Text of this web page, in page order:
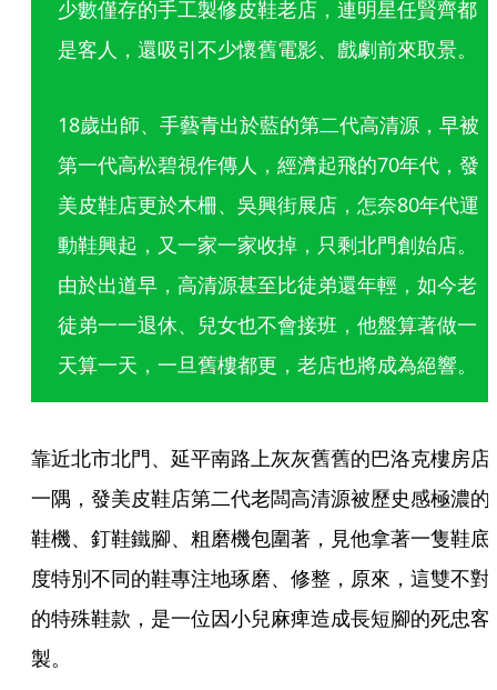
少數僅存的手工製修皮鞋老店，連明星任賢齊都
是客人，還吸引不少懷舊電影、戲劇前來取景。
18歲出師、手藝青出於藍的第二代高清源，早被
第一代高松碧視作傳人，經濟起飛的70年代，發
美皮鞋店更於木柵、吳興街展店，怎奈80年代運
動鞋興起，又一家一家收掉，只剩北門創始店。
由於出道早，高清源甚至比徒弟還年輕，如今老
徒弟一一退休、兒女也不會接班，他盤算著做一
天算一天，一旦舊樓都更，老店也將成為絕響。
靠近北市北門、延平南路上灰灰舊舊的巴洛克樓房店
一隅，發美皮鞋店第二代老闆高清源被歷史感極濃的
鞋機、釘鞋鐵腳、粗磨機包圍著，見他拿著一隻鞋底
度特別不同的鞋專注地琢磨、修整，原來，這雙不對
的特殊鞋款，是一位因小兒麻痺造成長短腳的死忠客
製。